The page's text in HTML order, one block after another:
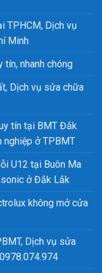
TPHCM, Dịch vụ
Minh
nhanh chóng
Dịch vụ sửa chữa
tín tại BMT Đắk
nghiệp ở TPBMT
U12 tại Buôn Ma
ở Đắk Lắk
không mở cửa
Dịch vụ sửa